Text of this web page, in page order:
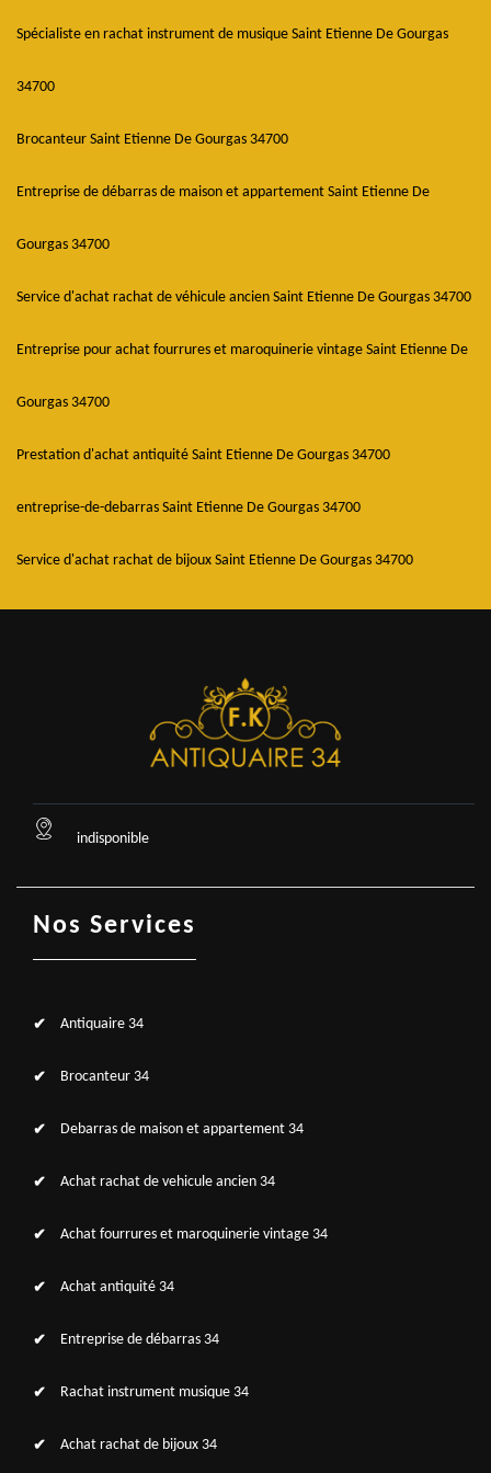
Spécialiste en rachat instrument de musique Saint Etienne De Gourgas
34700
Brocanteur Saint Etienne De Gourgas 34700
Entreprise de débarras de maison et appartement Saint Etienne De
Gourgas 34700
Service d'achat rachat de véhicule ancien Saint Etienne De Gourgas 34700
Entreprise pour achat fourrures et maroquinerie vintage Saint Etienne De
Gourgas 34700
Prestation d'achat antiquité Saint Etienne De Gourgas 34700
entreprise-de-debarras Saint Etienne De Gourgas 34700
Service d'achat rachat de bijoux Saint Etienne De Gourgas 34700
indisponible
Nos Services
Antiquaire 34
Brocanteur 34
Debarras de maison et appartement 34
Achat rachat de vehicule ancien 34
Achat fourrures et maroquinerie vintage 34
Achat antiquité 34
Entreprise de débarras 34
Rachat instrument musique 34
Achat rachat de bijoux 34